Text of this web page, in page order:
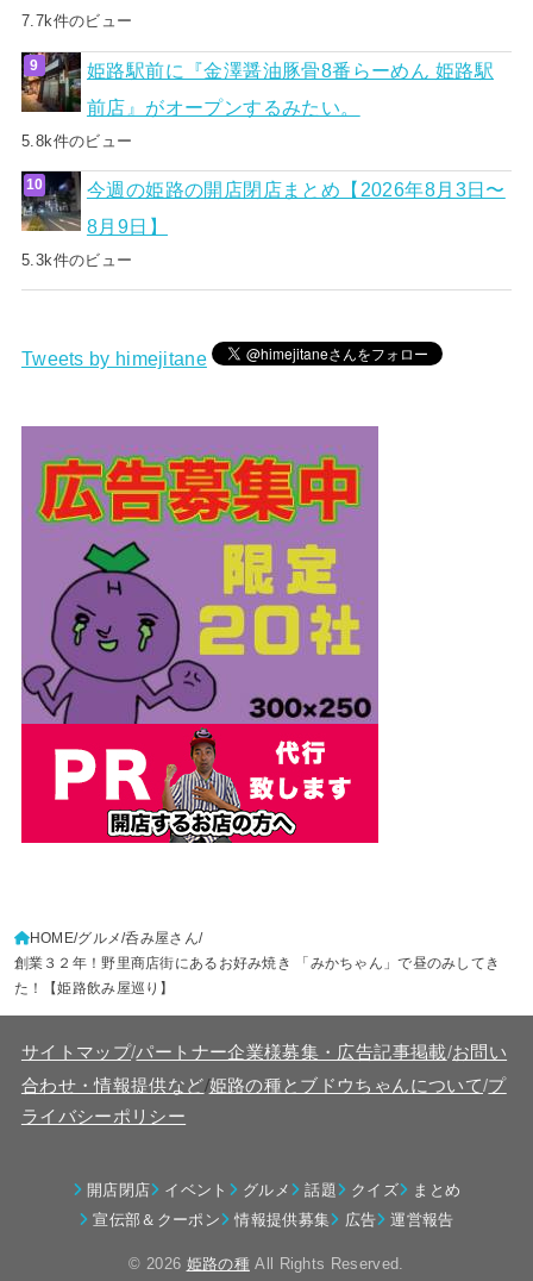
7.7k件のビュー
姫路駅前に『金澤醤油豚骨8番らーめん 姫路駅
前店』がオープンするみたい。
5.8k件のビュー
今週の姫路の開店閉店まとめ【2026年8月3日〜
8月9日】
5.3k件のビュー
Tweets by himejitane
HOME グルメ 呑み屋さん
創業３２年！野里商店街にあるお好み焼き 「みかちゃん」で昼のみしてき
た！【姫路飲み屋巡り】
サイトマップ/パートナー企業様募集・広告記事掲載/お問い
合わせ・情報提供など/姫路の種とブドウちゃんについて/プ
ライバシーポリシー
開店閉店 イベント グルメ 話題 クイズ
まとめ
宣伝部＆クーポン
情報提供募集 広告 運営報告
© 2026 姫路の種All Rights Reserved.